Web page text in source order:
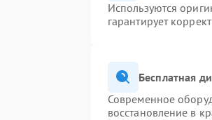
Используются
гарантирует
Бесплатная
Современное
восстановление в